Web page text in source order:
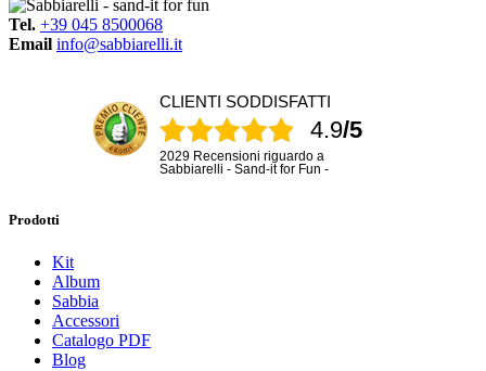
Tel. +39 045 8500068
Email info@sabbiarelli.it
CLIENTI SODDISFATTI
4.9/5
2029 Recensioni riguardo a
Sabbiarelli - Sand-it for Fun -
Prodotti
Kit
Album
Sabbia
Accessori
Catalogo PDF
Blog